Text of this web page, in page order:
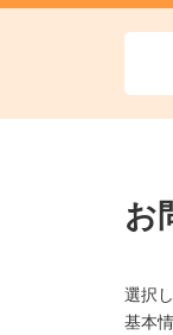
お
選択
基本